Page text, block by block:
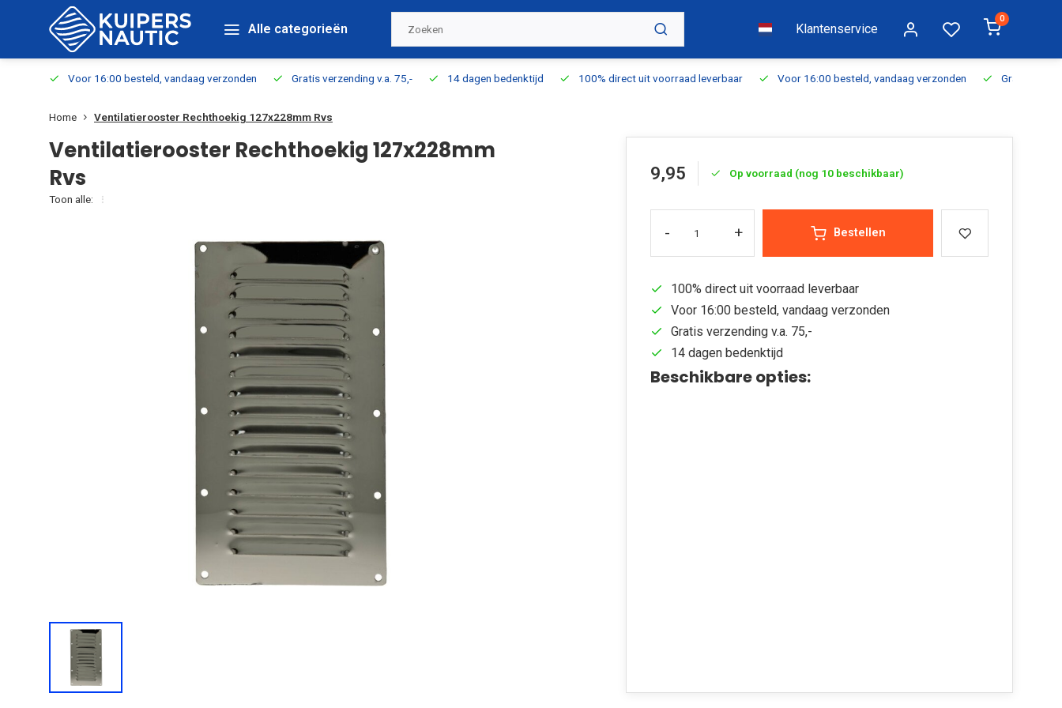
Alle categorieën Klantenservice
0
Voor 16:00 besteld, vandaag verzonden Gratis verzending v.a. 75,- 14 dagen bedenktijd 100% direct uit voorraad leverbaar Voor 16:00 besteld, vandaag verzonden Gratis
Home Ventilatierooster Rechthoekig 127x228mm Rvs
Ventilatierooster Rechthoekig 127x228mm
Rvs
Toon alle:
9,95 Op voorraad (nog 10 beschikbaar)
- + Bestellen
100% direct uit voorraad leverbaar
Voor 16:00 besteld, vandaag verzonden
Gratis verzending v.a. 75,-
14 dagen bedenktijd
Beschikbare opties: